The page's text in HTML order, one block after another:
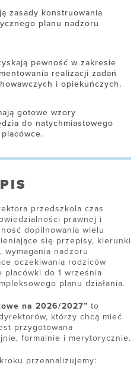
zasady konstruowania
planu nadzoru
pewność w zakresie
realizacji zadań
i opiekuńczych.
gotowe wzory
do natychmiastowego
przedszkola czas
prawnej i
dopilnowania wielu
się przepisy, kierunki
nadzoru
oczekiwania rodziców
placówki do 1 września
planu działania.
na 2026/2027” to
którzy chcą mieć
przygotowana
formalnie i merytorycznie.
przeanalizujemy: